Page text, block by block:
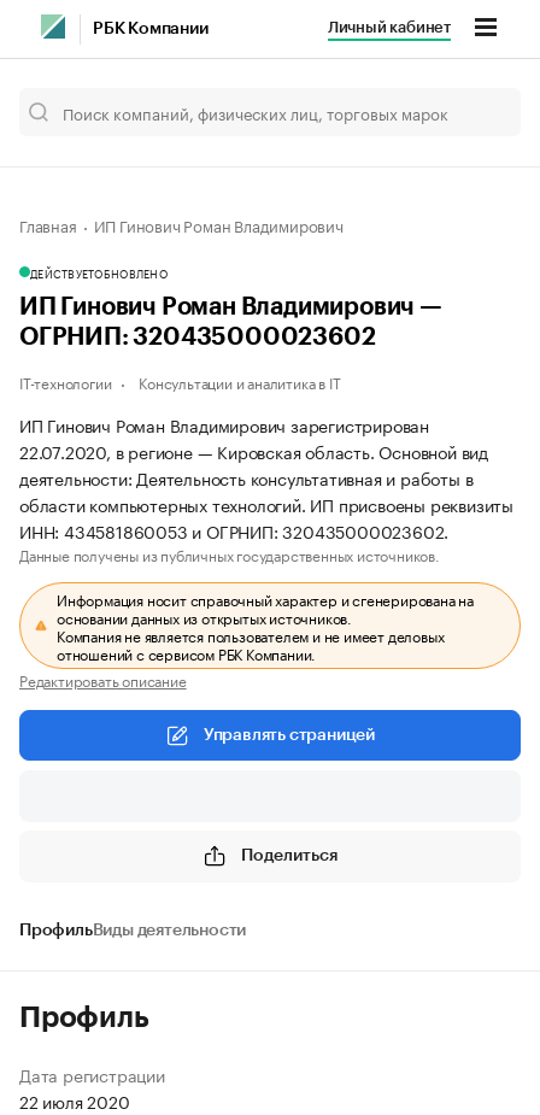
РБК Компании Личный кабинет
Главная ИП Гинович Роман Владимирович
ДЕЙСТВУЕТОБНОВЛЕНО
ИП Гинович Роман Владимирович —
ОГРНИП: 320435000023602
IT-технологии Консультации и аналитика в IT
ИП Гинович Роман Владимирович зарегистрирован
22.07.2020, в регионе — Кировская область. Основной вид
деятельности: Деятельность консультативная и работы в
области компьютерных технологий. ИП присвоены реквизиты
ИНН: 434581860053 и ОГРНИП: 320435000023602.
Данные получены из публичных государственных источников.
Информация носит справочный характер и сгенерирована на
основании данных из открытых источников.
Компания не является пользователем и не имеет деловых
отношений с сервисом РБК Компании.
Редактировать описание
Управлять страницей
Поделиться
ПрофильВиды деятельности
Профиль
Дата регистрации
22 июля 2020